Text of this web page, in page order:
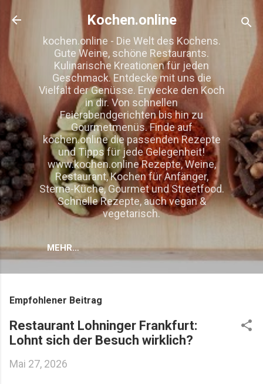
Direkt zum Hauptbereich
Kochen.online
kochen.online - Die Welt des Kochens.
Gute Weine, schöne Restaurants.
Kulinarische Kreationen für jeden
Geschmack. Entdecke mit uns die
Vielfalt der Genüsse. Erwecke den Koch
in dir. Von schnellen
Feierabendgerichten bis hin zu
Gourmetmenüs. Finde auf
kochen.online die passenden Rezepte
und Tipps für jede Gelegenheit!
www.kochen.online Rezepte, Weine,
Restaurant, Kochen für Anfänger,
Sterne-Küche, Gourmet und Streetfood.
Schnelle Rezepte, auch vegan &
vegetarisch.
MEHR…
Empfohlener Beitrag
Restaurant Lohninger Frankfurt:
Lohnt sich der Besuch wirklich?
Mai 27, 2026